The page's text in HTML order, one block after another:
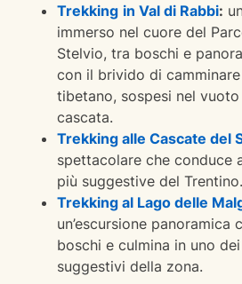
Trekking in Val di Rabbi:
immerso nel cuore del
Stelvio, tra boschi e
con il brivido di
tibetano, sospesi nel
cascata.
Trekking alle Cascate del
spettacolare che conduce
più suggestive del Trentino.​
Trekking al Lago delle
un’escursione panoramica
boschi e culmina in uno
suggestivi della zona.